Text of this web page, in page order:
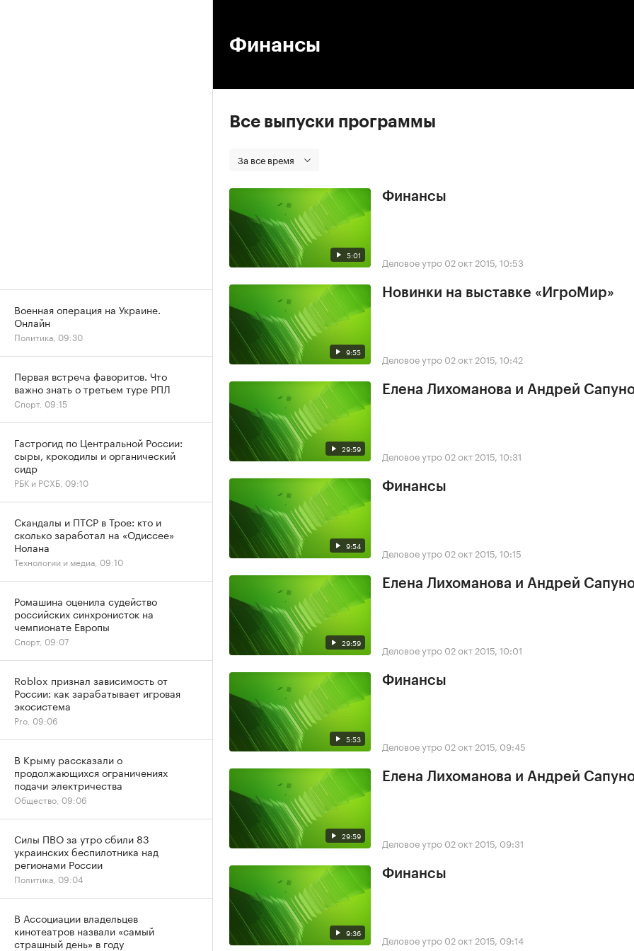
Финансы
Все выпуски программы
За все время
5:01
Финансы
Деловое утро 02 окт 2015, 10:53
9:55
Новинки на выставке «ИгроМир»
Деловое утро 02 окт 2015, 10:42
29:59
Елена Лихоманова и Андрей
Деловое утро 02 окт 2015, 10:31
9:54
Финансы
Деловое утро 02 окт 2015, 10:15
29:59
Елена Лихоманова и Андрей
Деловое утро 02 окт 2015, 10:01
5:53
Финансы
Деловое утро 02 окт 2015, 09:45
29:59
Елена Лихоманова и Андрей
Деловое утро 02 окт 2015, 09:31
9:36
Финансы
Деловое утро 02 окт 2015, 09:14
Военная операция на Украине.
Онлайн
Политика, 09:30
Первая встреча фаворитов. Что
важно знать о третьем туре РПЛ
Спорт, 09:15
Гастрогид по Центральной России:
сыры, крокодилы и органический
сидр
РБК и РСХБ, 09:10
Скандалы и ПТСР в Трое: кто и
сколько заработал на «Одиссее»
Нолана
Технологии и медиа, 09:10
Ромашина оценила судейство
российских синхронисток на
чемпионате Европы
Спорт, 09:07
Roblox признал зависимость от
России: как зарабатывает игровая
экосистема
Pro, 09:06
В Крыму рассказали о
продолжающихся ограничениях
подачи электричества
Общество, 09:06
Силы ПВО за утро сбили 83
украинских беспилотника над
регионами России
Политика, 09:04
В Ассоциации владельцев
кинотеатров назвали «самый
страшный день» в году